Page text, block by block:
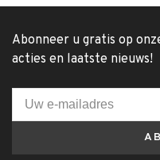
Abonneer u gratis op
acties en laatste nieuws!